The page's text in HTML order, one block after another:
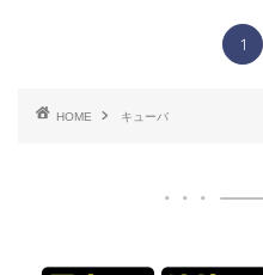
1
HOME キューバ